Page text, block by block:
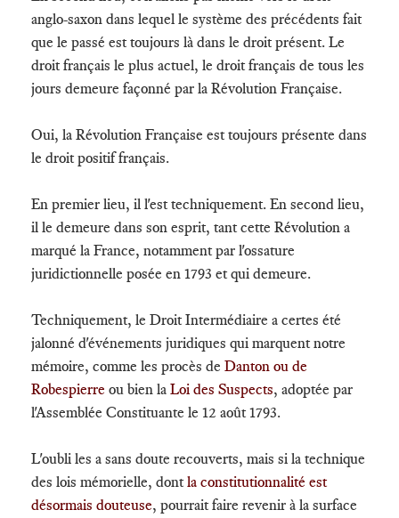
anglo-saxon dans lequel le système des précédents fait
que le passé est toujours là dans le droit présent. Le
droit français le plus actuel, le droit français de tous les
jours demeure façonné par la Révolution Française.
Oui, la Révolution Française est toujours présente dans
le droit positif français.
En premier lieu, il l'est techniquement. En second lieu,
il le demeure dans son esprit, tant cette Révolution a
marqué la France, notamment par l'ossature
juridictionnelle posée en 1793 et qui demeure.
Techniquement, le Droit Intermédiaire a certes été
jalonné d'événements juridiques qui marquent notre
mémoire, comme les procès de Danton ou de
Robespierre ou bien la Loi des Suspects, adoptée par
l'Assemblée Constituante le 12 août 1793.
L'oubli les a sans doute recouverts, mais si la technique
des lois mémorielle, dont la constitutionnalité est
désormais douteuse, pourrait faire revenir à la surface